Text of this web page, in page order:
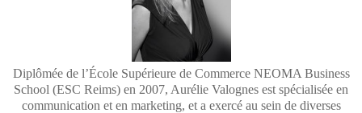
Diplômée de l’École Supérieure de Commerce NEOMA Business
School (ESC Reims) en 2007, Aurélie Valognes est spécialisée en
communication et en marketing, et a exercé au sein de diverses